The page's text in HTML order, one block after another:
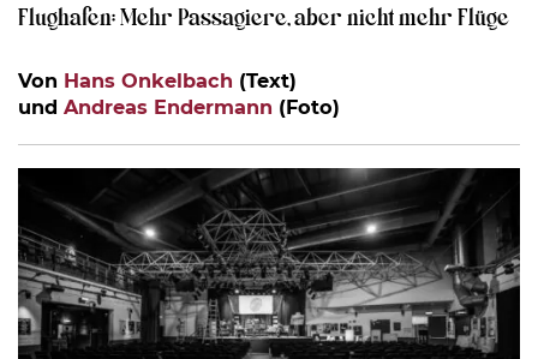
Flughafen: Mehr Passagiere, aber nicht mehr Flüge
Von Hans Onkelbach (Text)
und Andreas Endermann (Foto)